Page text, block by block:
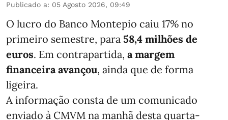
Publicado a: 05 Agosto 2026, 09:49
O lucro do Banco Montepio caiu 17% no
primeiro semestre, para 58,4 milhões de
euros. Em contrapartida, a margem
financeira avançou, ainda que de forma
ligeira.
A informação consta de um comunicado
enviado à CMVM na manhã desta quarta-